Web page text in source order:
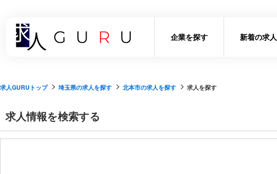
企業を探す 新着の求人
求人GURUトップ 埼玉県の求人を探す 北本市の求人を探す 求人を探す
求人情報を検索する